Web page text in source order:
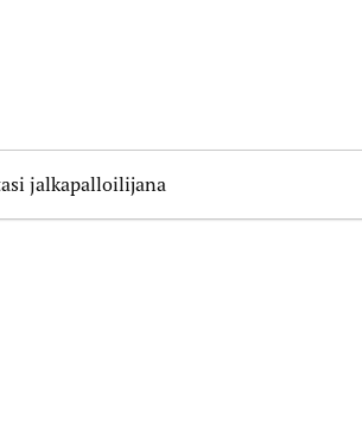
jalkapalloilijana